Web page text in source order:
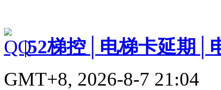
|52梯控│电梯卡延期│
GMT+8, 2026-8-7 21:04